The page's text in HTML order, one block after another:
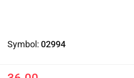
Symbol: 02994